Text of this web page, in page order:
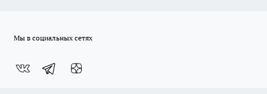
Мы в социальных сетях